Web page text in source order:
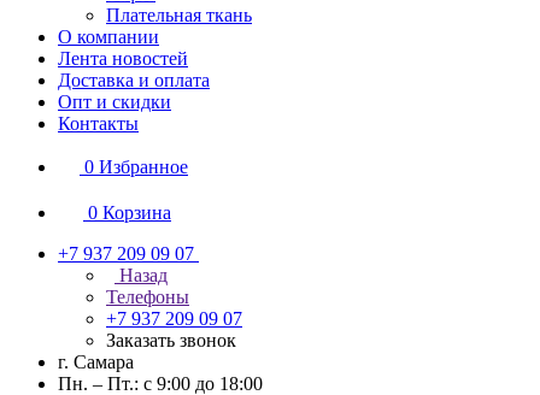
Плательная ткань
О компании
Лента новостей
Доставка и оплата
Опт и скидки
Контакты
0 Избранное
0 Корзина
+7 937 209 09 07
Назад
Телефоны
+7 937 209 09 07
Заказать звонок
г. Самара
Пн. – Пт.: с 9:00 до 18:00